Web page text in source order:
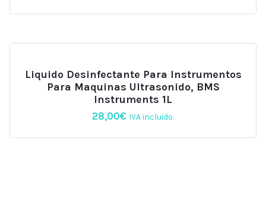
originalactual
Liquido Desinfectante Para Instrumentos
Para Maquinas Ultrasonido, BMS
Instruments 1L
28,00€ IVA incluido.